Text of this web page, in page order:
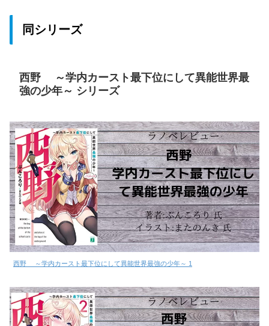
同シリーズ
西野 ～学内カースト最下位にして異能世界最
強の少年～ シリーズ
西野 ～学内カースト最下位にして異能世界最強の少年～ 1